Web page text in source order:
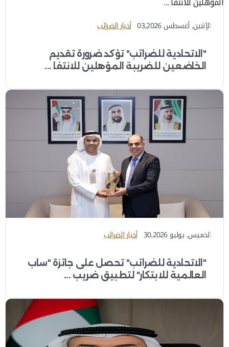
الإثنين, أغسطس 03,2026 أخبار الضرائب
"الاتحادية للضرائب" تؤكد ضرورة تقديم
الخاضعين للضريبة المؤهلين للانتفا ...
الخميس, يوليو 30,2026 أخبار الضرائب
"الاتحادية للضرائب" تحصل على جائزة "ساب
العالمية للابتكار" لتطبيق ضريب ...